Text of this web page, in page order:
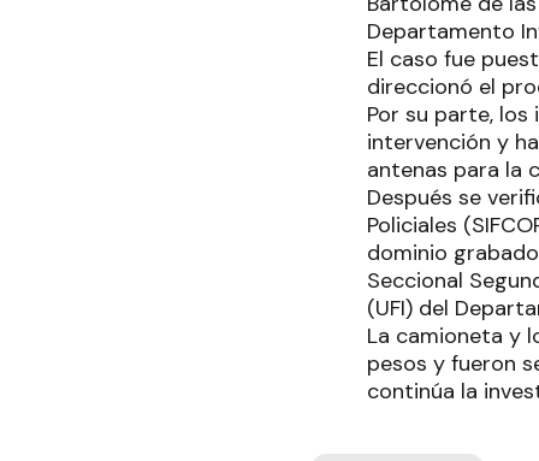
Departamento
El caso fue
direccionó el
Por su parte,
intervención y
antenas para la
Después se
Policiales
dominio
Seccional
(UFI) del
La camioneta y
pesos y fueron
continúa la